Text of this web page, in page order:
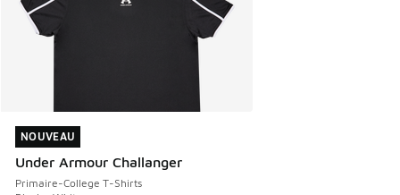
NOUVEAU
Under Armour Challanger
Primaire-College T-Shirts
NOUVEAU